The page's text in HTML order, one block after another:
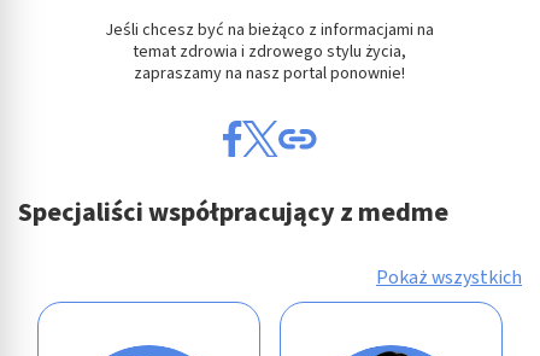
Jeśli chcesz być na bieżąco z informacjami na
temat zdrowia i zdrowego stylu życia,
zapraszamy na nasz portal ponownie!
Specjaliści współpracujący z medme
Pokaż wszystkich